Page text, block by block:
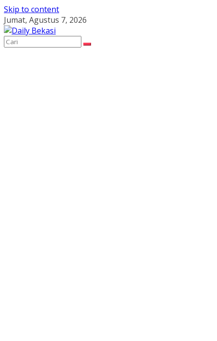
Skip to content
Jumat, Agustus 7, 2026